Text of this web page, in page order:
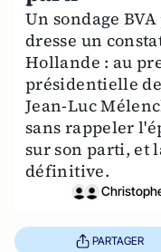
Un sondage
dresse un
Hollande : au
présidentielle
Jean-Luc
sans rappeler
sur son parti, et
définitive.
PARTAGER